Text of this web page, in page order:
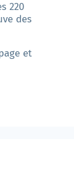
220
des
et